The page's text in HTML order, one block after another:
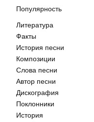
Популярность
Литература
Факты
История песни
Композиции
Слова песни
Автор песни
Дискография
Поклонники
История